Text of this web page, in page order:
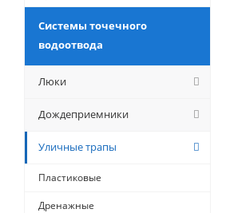
Системы точечного
водоотвода
Люки
Дождеприемники
Уличные трапы
Пластиковые
Дренажные